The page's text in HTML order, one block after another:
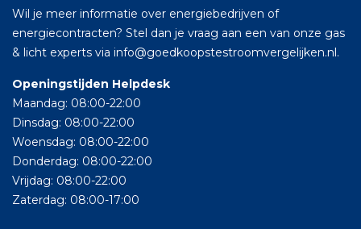
Wil je meer informatie over energiebedrijven of
energiecontracten? Stel dan je vraag aan een van onze gas
& licht experts via info@goedkoopstestroomvergelijken.nl.
Openingstijden Helpdesk
Maandag: 08:00-22:00
Dinsdag: 08:00-22:00
Woensdag: 08:00-22:00
Donderdag: 08:00-22:00
Vrijdag: 08:00-22:00
Zaterdag: 08:00-17:00